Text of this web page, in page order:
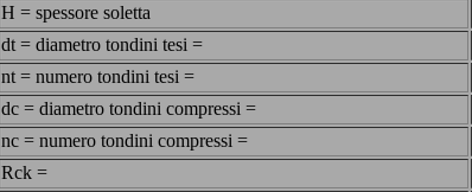
H = spessore soletta
dt = diametro tondini tesi =
nt = numero tondini tesi =
dc = diametro tondini compressi =
nc = numero tondini compressi =
Rck =